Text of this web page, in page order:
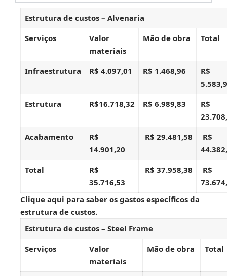
Estrutura de custos – Alvenaria
Serviços
Valor
materiais
Mão de obra Total
Infraestrutura R$ 4.097,01 R$ 1.468,96
R$
Estrutura
R$16.718,32 R$ 6.989,83
R$
Acabamento
R$
14.901,20
R$ 29.481,58
R$
Total
R$
35.716,53
R$ 37.958,38
R$
Clique aqui para saber os gastos específicos da
estrutura de custos.
Estrutura de custos – Steel Frame
Serviços
Valor
materiais
Mão de obra Total